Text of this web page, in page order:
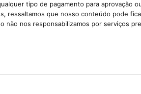
tipo de pagamento para aprovação
ressaltamos que nosso conteúdo pode
nos responsabilizamos por serviços